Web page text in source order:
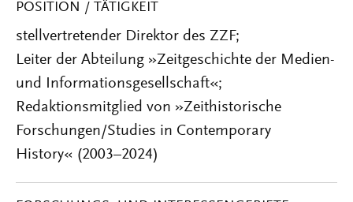
POSITION / TÄTIGKEIT
stellvertretender Direktor des ZZF;
Leiter der Abteilung »Zeitgeschichte der Medien-
und Informationsgesellschaft«;
Redaktionsmitglied von »Zeithistorische
Forschungen/Studies in Contemporary
History« (2003–2024)